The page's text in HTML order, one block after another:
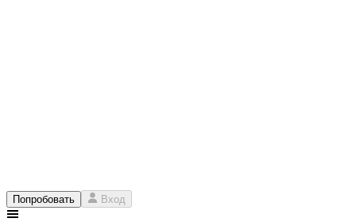
Попробовать Вход